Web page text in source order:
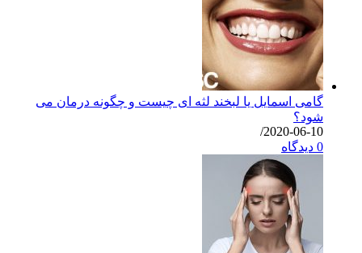
گامی اسمایل یا لبخند لثه ای چیست و چگونه درمان می
شود؟
2020-06-10
/
0 دیدگاه